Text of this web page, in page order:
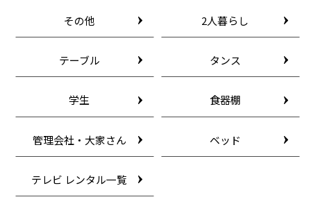
その他 2人暮らし
テーブル タンス
学生 食器棚
管理会社・大家さん ベッド
テレビ レンタル一覧